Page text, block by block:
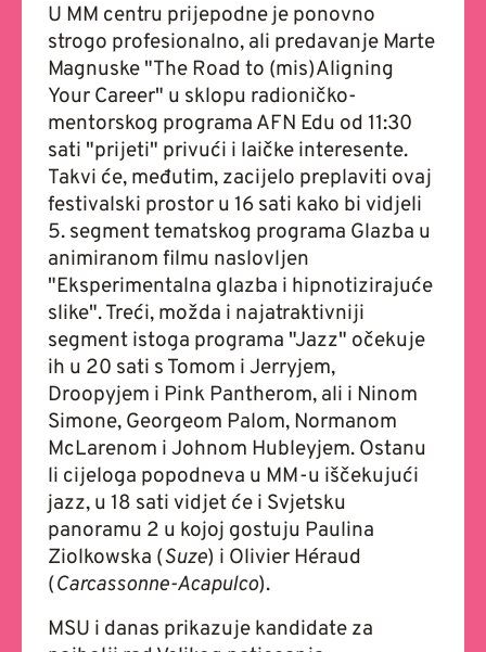
U MM centru prijepodne je ponovno
strogo profesionalno, ali predavanje Marte
Magnuske "The Road to (mis)Aligning
Your Career" u sklopu radioničko-
mentorskog programa AFN Edu od 11:30
sati "prijeti" privući i laičke interesente.
Takvi će, međutim, zacijelo preplaviti ovaj
festivalski prostor u 16 sati kako bi vidjeli
5. segment tematskog programa Glazba u
animiranom filmu naslovljen
"Eksperimentalna glazba i hipnotizirajuće
slike". Treći, možda i najatraktivniji
segment istoga programa "Jazz" očekuje
ih u 20 sati s Tomom i Jerryjem,
Droopyjem i Pink Pantherom, ali i Ninom
Simone, Georgeom Palom, Normanom
McLarenom i Johnom Hubleyjem. Ostanu
li cijeloga popodneva u MM-u iščekujući
jazz, u 18 sati vidjet će i Svjetsku
panoramu 2 u kojoj gostuju Paulina
Ziolkowska (Suze) i Olivier Héraud
(Carcassonne-Acapulco).
MSU i danas prikazuje kandidate za